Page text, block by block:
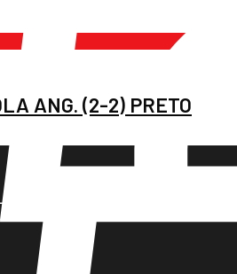
ANG. (2-2) PRETO